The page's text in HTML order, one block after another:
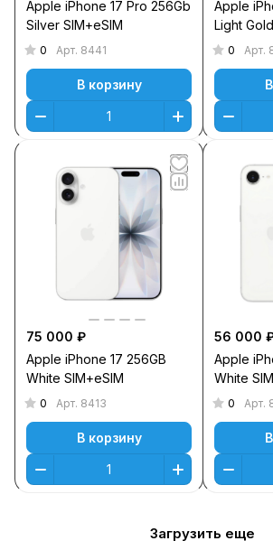
Apple iPhone 17 Pro 256Gb
Silver SIM+eSIM
0 Арт. 8441
В корзину
Apple
Light
0 Арт.
75 000 ₽
Apple iPhone 17 256GB
White SIM+eSIM
0 Арт. 8413
В корзину
56 000
Apple
White
0 Арт.
Загрузить еще